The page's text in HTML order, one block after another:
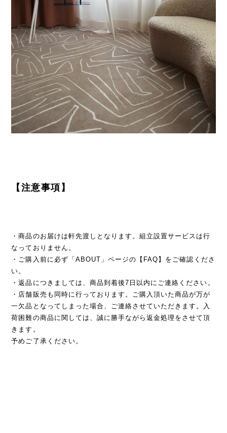
【注意事項】
・商品のお届けは軒先渡しとなります。組立設置サービスは行
なっておりません。
・ご購入前に必ず「ABOUT」ページの【FAQ】をご確認くださ
い。
・返品につきましては、商品到着後7日以内にご連絡ください。
・店舗販売も同時に行っております。ご購入頂いた商品が万が
一欠品となってしまった場合、ご連絡させていただきます。入
荷困難の商品に関しては、誠に勝手ながら返金処理をさせて頂
きます。
予めご了承ください。